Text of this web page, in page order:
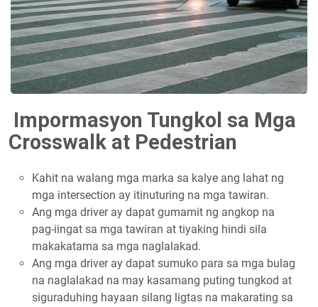
Impormasyon Tungkol sa Mga
Crosswalk at Pedestrian
Kahit na walang mga marka sa kalye ang lahat ng
mga intersection ay itinuturing na mga tawiran.
Ang mga driver ay dapat gumamit ng angkop na
pag-iingat sa mga tawiran at tiyaking hindi sila
makakatama sa mga naglalakad.
Ang mga driver ay dapat sumuko para sa mga bulag
na naglalakad na may kasamang puting tungkod at
siguraduhing hayaan silang ligtas na makarating sa